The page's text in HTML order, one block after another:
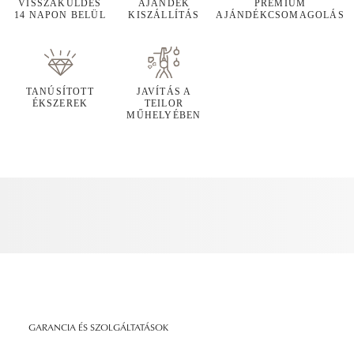
VISSZAKÜLDÉS
14 NAPON BELÜL
AJÁNDÉK
KISZÁLLÍTÁS
PRÉMIUM
AJÁNDÉKCSOMAGOLÁS
TANÚSÍTOTT
ÉKSZEREK
JAVÍTÁS A
TEILOR
MŰHELYÉBEN
GARANCIA ÉS SZOLGÁLTATÁSOK